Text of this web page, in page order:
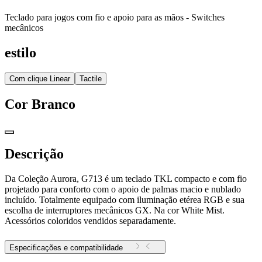
Teclado para jogos com fio e apoio para as mãos - Switches
mecânicos
estilo
Com clique Linear Tactile
Cor Branco
Descrição
Da Coleção Aurora, G713 é um teclado TKL compacto e com fio
projetado para conforto com o apoio de palmas macio e nublado
incluído. Totalmente equipado com iluminação etérea RGB e sua
escolha de interruptores mecânicos GX. Na cor White Mist.
Acessórios coloridos vendidos separadamente.
Especificações e compatibilidade